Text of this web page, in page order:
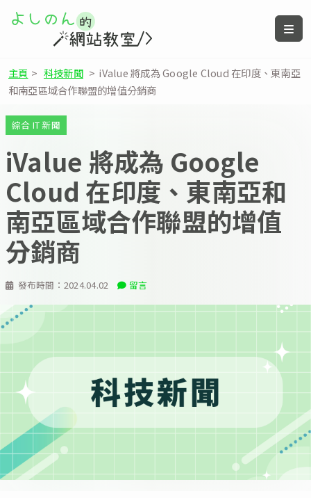
主頁 > 科技新聞 > iValue 將成為 Google Cloud 在印度、東南亞
和南亞區域合作聯盟的增值分銷商
發布時間： 2024.04.02 留言
綜合 IT 新聞
iValue 將成為 Google
Cloud 在印度、東南亞和
南亞區域合作聯盟的增值
分銷商